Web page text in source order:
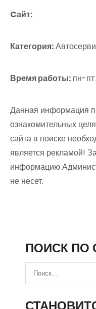
Cайт:
Категория:
Время работы: пн-
Данная информация
ознакомительных
сайта в поиске
является рекламой!
информацию
не несет.
ПОИСК ПО